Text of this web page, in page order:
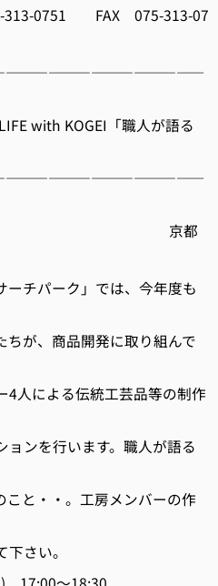
FAX 075-313-07
with KOGEI「職人が語る
都
チパーク」では、今年度も
が、商品開発に取り組んで
4人による伝統工芸品等の制作
ンを行います。職人が語る
こと・・。工房メンバーの作
さい。